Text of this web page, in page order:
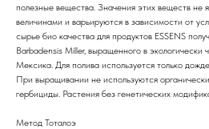
полезные вещества. Значения этих веществ не
величинами и варьируются в зависимости от
сырье био качества для продуктов ESSENS
Barbadensis Miller, выращенного в экологически
Мексика. Для полива используется только
При выращивании не используются
гербициды. Растения без генетических
Метод Тоталоэ